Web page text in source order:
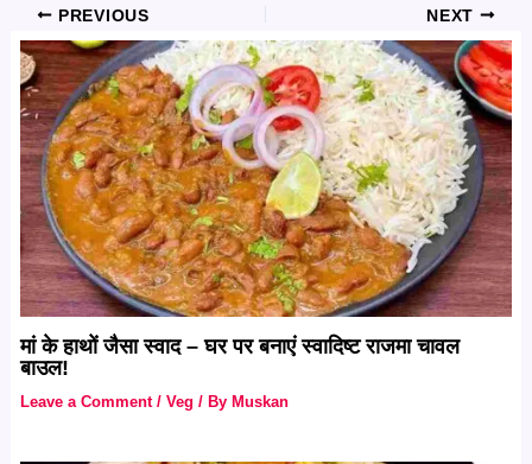
PREVIOUS NEXT
मां के हाथों जैसा स्वाद – घर पर बनाएं स्वादिष्ट राजमा चावल
बाउल!
Leave a Comment /Veg / By Muskan